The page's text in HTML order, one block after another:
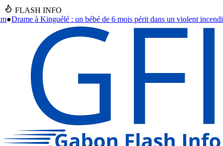
FLASH INFO
de 6 mois périt dans un violent incendie à Libreville● Cambriolage